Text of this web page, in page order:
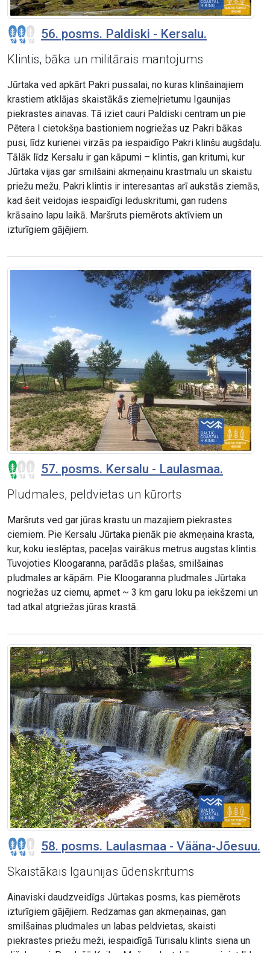
56. posms. Paldiski - Kersalu.
Klintis, bāka un militārais mantojums
Jūrtaka ved apkārt Pakri pussalai, no kuras klinšainajiem
krastiem atklājas skaistākās ziemeļrietumu Igaunijas
piekrastes ainavas. Tā iziet cauri Paldiski centram un pie
Pētera I cietokšņa bastioniem nogriežas uz Pakri bākas
pusi, līdz kurienei virzās pa iespaidīgo Pakri klinšu augšdaļu.
Tālāk līdz Kersalu ir gan kāpumi – klintis, gan kritumi, kur
Jūrtaka vijas gar smilšaini akmeņainu krastmalu un skaistu
priežu mežu. Pakri klintis ir interesantas arī aukstās ziemās,
kad šeit veidojas iespaidīgi leduskritumi, gan rudens
krāsaino lapu laikā. Maršruts piemērots aktīviem un
izturīgiem gājējiem.
57. posms. Kersalu - Laulasmaa.
Pludmales, peldvietas un kūrorts
Maršruts ved gar jūras krastu un mazajiem piekrastes
ciemiem. Pie Kersalu Jūrtaka pienāk pie akmeņaina krasta,
kur, koku ieslēptas, paceļas vairākus metrus augstas klintis.
Tuvojoties Kloogaranna, parādās plašas, smilšainas
pludmales ar kāpām. Pie Kloogaranna pludmales Jūrtaka
nogriežas uz ciemu, apmet ~ 3 km garu loku pa iekšzemi un
tad atkal atgriežas jūras krastā.
58. posms. Laulasmaa - Vääna-Jõesuu.
Skaistākais Igaunijas ūdenskritums
Ainaviski daudzveidīgs Jūrtakas posms, kas piemērots
izturīgiem gājējiem. Redzamas gan akmeņainas, gan
smilšainas pludmales un labas peldvietas, skaisti
piekrastes priežu meži, iespaidīgā Türisalu klints siena un